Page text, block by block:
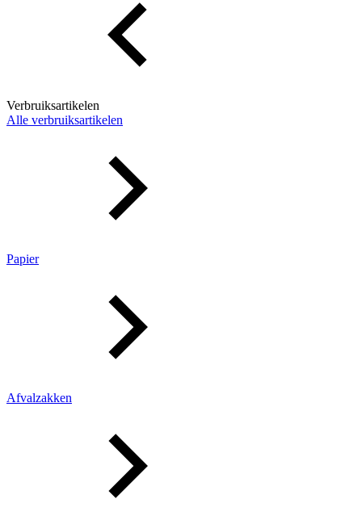
Verbruiksartikelen
Alle verbruiksartikelen
Papier
Afvalzakken